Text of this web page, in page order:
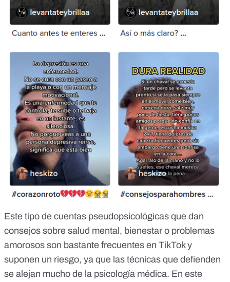
Este tipo de cuentas pseudopsicológicas que dan
consejos sobre salud mental, bienestar o problemas
amorosos son bastante frecuentes en TikToky
suponen un riesgo, ya que las técnicas que defienden
se alejan mucho de la psicología médica. En este